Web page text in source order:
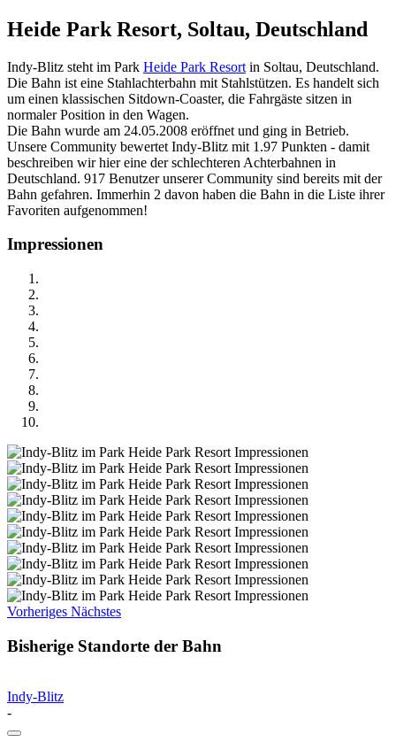
Heide Park Resort, Soltau, Deutschland
Indy-Blitz steht im Park Heide Park Resort in Soltau, Deutschland.
Die Bahn ist eine Stahlachterbahn mit Stahlstützen. Es handelt sich
um einen klassischen Sitdown-Coaster, die Fahrgäste sitzen in
normaler Position in den Wagen.
Die Bahn wurde am 24.05.2008 eröffnet und ging in Betrieb.
Unsere Community bewertet Indy-Blitz mit 1.97 Punkten - damit
beschreiben wir hier eine der schlechteren Achterbahnen in
Deutschland. 917 Benutzer unserer Community sind bereits mit der
Bahn gefahren. Immerhin 2 davon haben die Bahn in die Liste ihrer
Favoriten aufgenommen!
Impressionen
Vorheriges Nächstes
Bisherige Standorte der Bahn
Indy-Blitz
-